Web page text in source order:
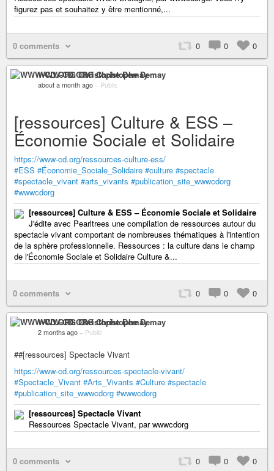
figurez pas et souhaitez y être mentionné,...
0 comments 0 0 0
WWW-CD.ORG Christophe Demay
about a month ago – Public
[ressources] Culture & ESS –
Économie Sociale et Solidaire
https://www-cd.org/ressources-culture-ess/
#ESS #Économie_Sociale_Solidaire #culture #spectacle
#spectacle_vivant #arts_vivants #publication_site_wwwcdorg
#wwwcdorg
[ressources] Culture & ESS – Économie Sociale et Solidaire
J'édite avec Pearltrees une compilation de ressources autour du
spectacle vivant comportant de nombreuses thématiques à l'intention
de la sphère professionnelle. Ressources : la culture dans le champ
de l'Économie Sociale et Solidaire Culture &...
0 comments 0 0 0
WWW-CD.ORG Christophe Demay
2 months ago – Public
##[ressources] Spectacle Vivant
https://www-cd.org/ressources-spectacle-vivant/
#Spectacle_Vivant #Arts_Vivants #Culture #spectacle
#publication_site_wwwcdorg #wwwcdorg
[ressources] Spectacle Vivant
Ressources Spectacle Vivant, par wwwcdorg
0 comments 0 0 0